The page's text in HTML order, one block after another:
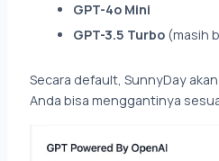
GPT-4o Mini
GPT-3.5 Turbo (masih
Secara default, SunnyDay
Anda bisa menggantinya